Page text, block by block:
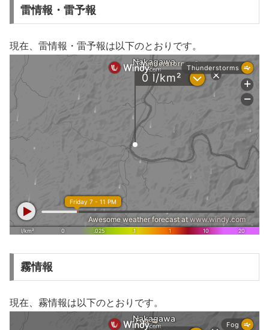
雷情報・雷予報
現在、雷情報・雷予報は以下のとおりです。
霧情報
現在、霧情報は以下のとおりです。